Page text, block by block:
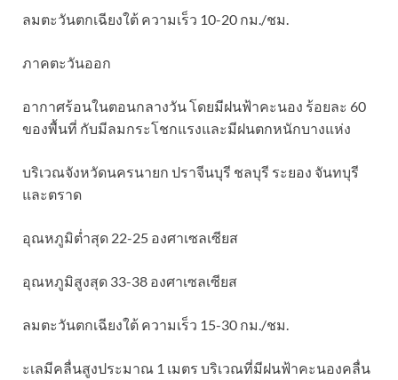
ลมตะวันตกเฉียงใต้ ความเร็ว 10-20 กม./ชม.
ภาคตะวันออก
อากาศร้อนในตอนกลางวัน โดยมีฝนฟ้าคะนอง ร้อยละ 60
ของพื้นที่ กับมีลมกระโชกแรงและมีฝนตกหนักบางแห่ง
บริเวณจังหวัดนครนายก ปราจีนบุรี ชลบุรี ระยอง จันทบุรี
และตราด
อุณหภูมิต่ำสุด 22-25 องศาเซลเซียส
อุณหภูมิสูงสุด 33-38 องศาเซลเซียส
ลมตะวันตกเฉียงใต้ ความเร็ว 15-30 กม./ชม.
ะเลมีคลื่นสูงประมาณ 1 เมตร บริเวณที่มีฝนฟ้าคะนองคลื่น